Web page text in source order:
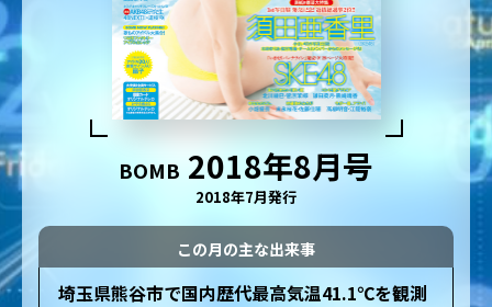
BOMB 2018年8月号
2018年7月発行
この月の主な出来事
埼玉県熊谷市で国内歴代最高気温41.1℃を観測